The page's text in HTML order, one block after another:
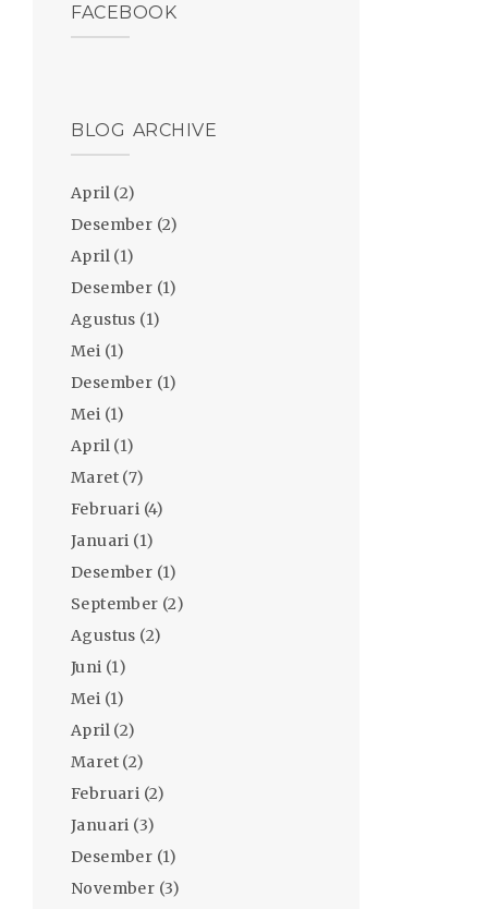
FACEBOOK
BLOG ARCHIVE
April (2)
Desember (2)
April (1)
Desember (1)
Agustus (1)
Mei (1)
Desember (1)
Mei (1)
April (1)
Maret (7)
Februari (4)
Januari (1)
Desember (1)
September (2)
Agustus (2)
Juni (1)
Mei (1)
April (2)
Maret (2)
Februari (2)
Januari (3)
Desember (1)
November (3)